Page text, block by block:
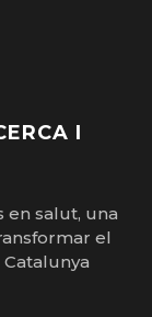
I
en salut, una
el